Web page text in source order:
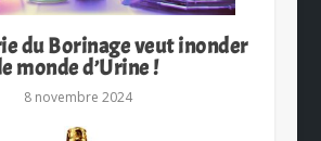
du Borinage veut inonder
monde d’Urine !
8 novembre 2024